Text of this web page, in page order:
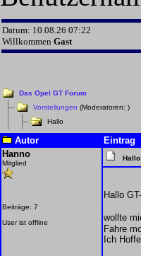
Datum: 10.08.26 07:22
Willkommen Gast
Das Opel GT Forum
Vorstellungen (Moderatoren: )
Hallo
Autor
Eintrag
Hanno
Mitglied
Beiträge: 7
User ist offline
Hallo
Hallo
wollte
Fahre
Ich